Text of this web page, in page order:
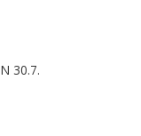
N 30.7.